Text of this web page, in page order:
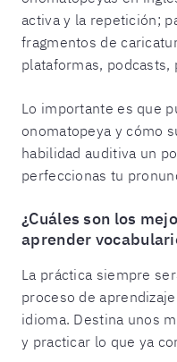
activa y la repetición;
fragmentos de
plataformas,
Lo importante es que
onomatopeya y cómo
habilidad auditiva un
perfeccionas tu
¿Cuáles son los
aprender
La práctica siempre
proceso de
idioma. Destina unos
y practicar lo que ya